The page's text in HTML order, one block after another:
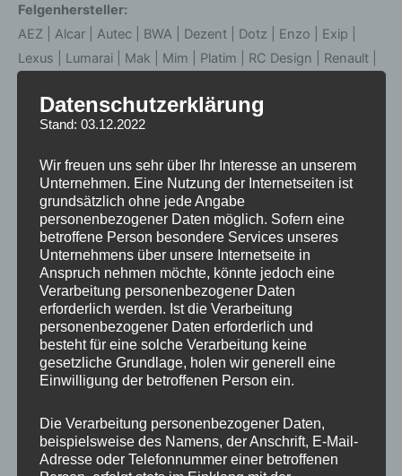
Felgenhersteller:
AEZ | Alcar | Autec | BWA | Dezent | Dotz | Enzo | Exip |
Lexus | Lumarai | Mak | Mim | Platim | RC Design | Renault |
Artikelnummer:A60.1-54.1
Kategorien:RAD ZUBEHÖR ,ZENTRIERRINGE
inkl. 19 % MwSt. zzgl.Versandkosten
Lieferzeit:1 bis 3 Werktage
Zusätzliche Informationen
Rezensionen (0)
Datenschutzerklärung
Stand: 03.12.2022
Wir freuen uns sehr über Ihr Interesse an unserem
Unternehmen. Eine Nutzung der Internetseiten ist
grundsätzlich ohne jede Angabe
personenbezogener Daten möglich. Sofern eine
betroffene Person besondere Services unseres
Unternehmens über unsere Internetseite in
Anspruch nehmen möchte, könnte jedoch eine
Verarbeitung personenbezogener Daten
erforderlich werden. Ist die Verarbeitung
personenbezogener Daten erforderlich und
besteht für eine solche Verarbeitung keine
gesetzliche Grundlage, holen wir generell eine
Einwilligung der betroffenen Person ein.
Die Verarbeitung personenbezogener Daten,
beispielsweise des Namens, der Anschrift, E-Mail-
Adresse oder Telefonnummer einer betroffenen